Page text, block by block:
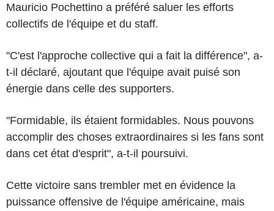
Mauricio Pochettino a préféré saluer les efforts
collectifs de l'équipe et du staff.
"C'est l'approche collective qui a fait la différence", a-
t-il déclaré, ajoutant que l'équipe avait puisé son
énergie dans celle des supporters.
"Formidable, ils étaient formidables. Nous pouvons
accomplir des choses extraordinaires si les fans sont
dans cet état d'esprit", a-t-il poursuivi.
Cette victoire sans trembler met en évidence la
puissance offensive de l'équipe américaine, mais